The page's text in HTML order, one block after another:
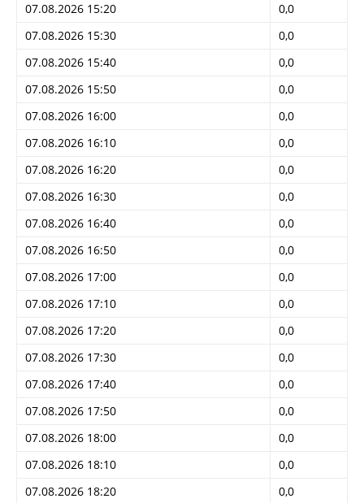
07.08.2026 15:20
0,0
07.08.2026 15:30
0,0
07.08.2026 15:40
0,0
07.08.2026 15:50
0,0
07.08.2026 16:00
0,0
07.08.2026 16:10
0,0
07.08.2026 16:20
0,0
07.08.2026 16:30
0,0
07.08.2026 16:40
0,0
07.08.2026 16:50
0,0
07.08.2026 17:00
0,0
07.08.2026 17:10
0,0
07.08.2026 17:20
0,0
07.08.2026 17:30
0,0
07.08.2026 17:40
0,0
07.08.2026 17:50
0,0
07.08.2026 18:00
0,0
07.08.2026 18:10
0,0
07.08.2026 18:20
0,0